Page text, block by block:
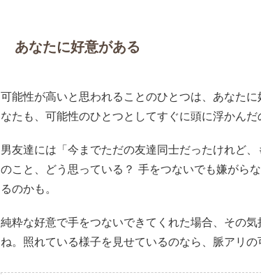
あなたに好意がある
可能性が高いと思われることのひとつは、あなた
なたも、可能性のひとつとしてすぐに頭に浮かんだ
男友達には「今までただの友達同士だったけれど
のこと、どう思っている？ 手をつないでも嫌がら
るのかも。
純粋な好意で手をつないできてくれた場合、その
ね。照れている様子を見せているのなら、脈アリの